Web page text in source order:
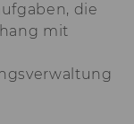
die
mit
Dieses Cookie
Spracheinstellung
sichergestellt,
LinkedIn.com-